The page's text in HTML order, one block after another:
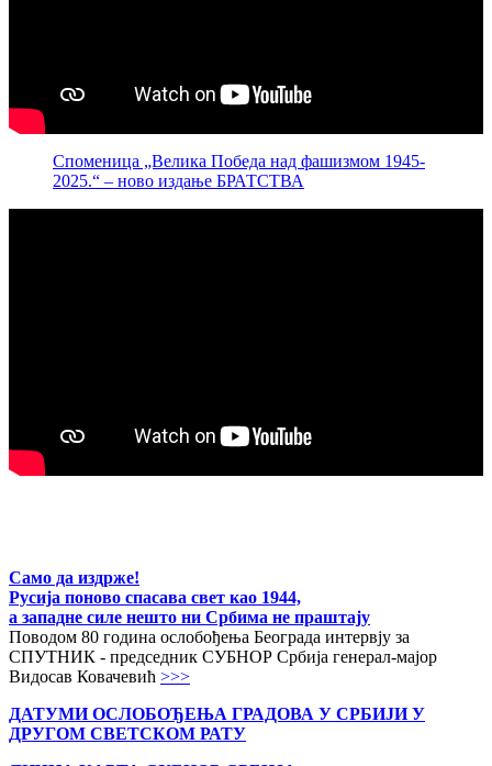
Споменица „Велика Победа над фашизмом 1945-
2025.“ – ново издање БРАТСТВА
Само да издрже!
Русија поново спасава свет као 1944,
а западне силе нешто ни Србима не праштају
Поводом 80 година ослобођења Београда интервју за
СПУТНИК - председник СУБНОР Србија генерал-мајор
Видосав Ковачевић >>>
ДАТУМИ ОСЛОБОЂЕЊА ГРАДОВА У СРБИЈИ У
ДРУГОМ СВЕТСКОМ РАТУ